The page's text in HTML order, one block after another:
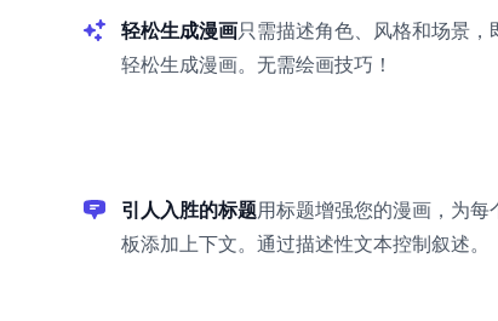
轻松生成漫画只需描述角色、风格和场景，
轻松生成漫画。无需绘画技巧！
引人入胜的标题用标题增强您的漫画，为每
板添加上下文。通过描述性文本控制叙述。